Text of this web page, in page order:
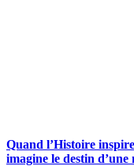
Quand l’Histoire
imagine le destin d’une